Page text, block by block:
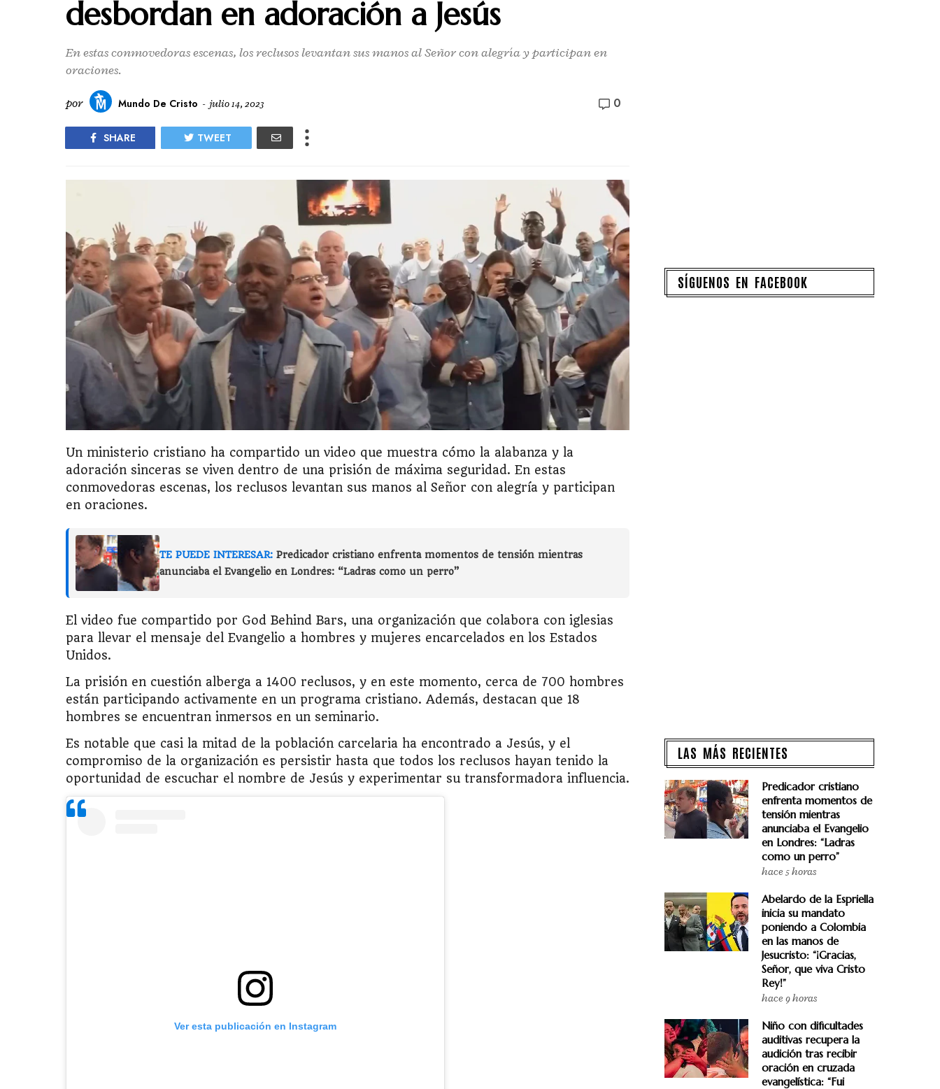
desbordan en adoración a Jesús
En estas conmovedoras escenas, los reclusos levantan sus manos al Señor con alegría y participan en
oraciones.
por Mundo De Cristo - julio 14, 2023 0
SHARE TWEET
Un ministerio cristiano ha compartido un video que muestra cómo la alabanza y la
adoración sinceras se viven dentro de una prisión de máxima seguridad. En estas
conmovedoras escenas, los reclusos levantan sus manos al Señor con alegría y participan
en oraciones.
TE PUEDE INTERESAR: Predicador cristiano enfrenta momentos de tensión mientras
anunciaba el Evangelio en Londres: “Ladras como un perro”
El video fue compartido por God Behind Bars, una organización que colabora con iglesias
para llevar el mensaje del Evangelio a hombres y mujeres encarcelados en los Estados
Unidos.
La prisión en cuestión alberga a 1400 reclusos, y en este momento, cerca de 700 hombres
están participando activamente en un programa cristiano. Además, destacan que 18
hombres se encuentran inmersos en un seminario.
Es notable que casi la mitad de la población carcelaria ha encontrado a Jesús, y el
compromiso de la organización es persistir hasta que todos los reclusos hayan tenido la
oportunidad de escuchar el nombre de Jesús y experimentar su transformadora influencia.
Ver esta publicación en Instagram
SÍGUENOS EN FACEBOOK
LAS MÁS RECIENTES
Predicador cristiano
enfrenta momentos de
tensión mientras
anunciaba el Evangelio
en Londres: “Ladras
como un perro”
hace 5 horas
Abelardo de la Espriella
inicia su mandato
poniendo a Colombia
en las manos de
Jesucristo: “¡Gracias,
Señor, que viva Cristo
Rey!”
hace 9 horas
Niño con dificultades
auditivas recupera la
audición tras recibir
oración en cruzada
evangelística: “Fui